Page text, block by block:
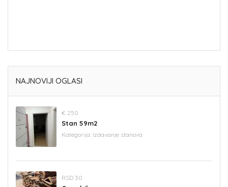
NAJNOVIJI OGLASI
€ 250
Stan 59m2
Kategorija: Izdavanje stanova
RSD 30